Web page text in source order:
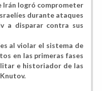
Irán logró comprometer
durante ataques
a disparar contra sus
al violar el sistema de
en las primeras fases
e historiador de las